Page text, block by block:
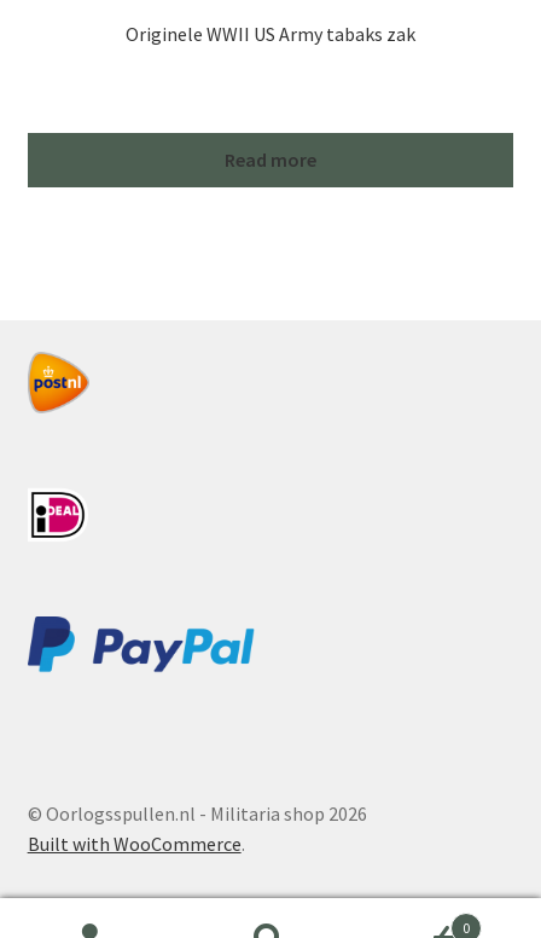
Originele WWII US Army tabaks zak
Read more
© Oorlogsspullen.nl - Militaria shop 2026
Built with WooCommerce.
0